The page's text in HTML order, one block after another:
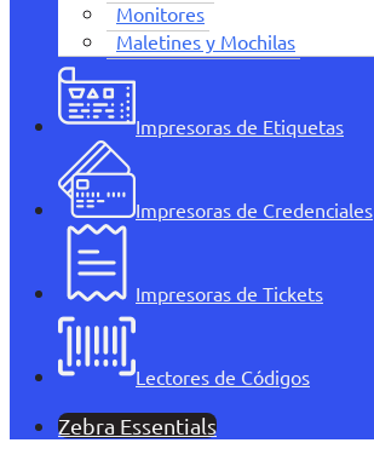
Monitores
Maletines y Mochilas
Impresoras de Etiquetas
Impresoras de Credenciales
Impresoras de Tickets
Lectores de Códigos
Zebra Essentials